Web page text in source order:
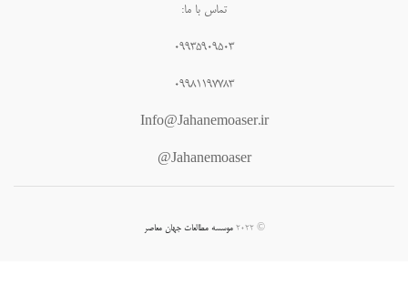
تماس با ما:
۰۹۹۳۵۹۰۹۵۰۳
۰۹۹۸۱۱۹۷۷۸۳
Info@Jahanemoaser.ir
Jahanemoaser@
© ۲۰۲۲ موسسه مطالعات جهان معاصر